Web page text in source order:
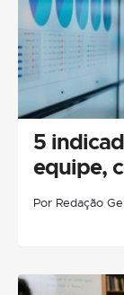
5
equipe,
Por Redação